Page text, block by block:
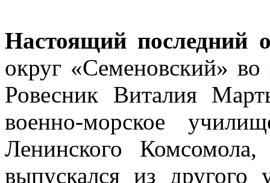
Настоящий последний
округ «Семеновский»
Ровесник Виталия
военно-морское
Ленинского
выпускался из